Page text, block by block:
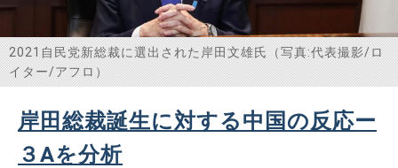
2021自民党新総裁に選出された岸田文雄氏（写真:代表撮影/ロ
イター/アフロ）
岸田総裁誕生に対する中国の反応ー
３Aを分析